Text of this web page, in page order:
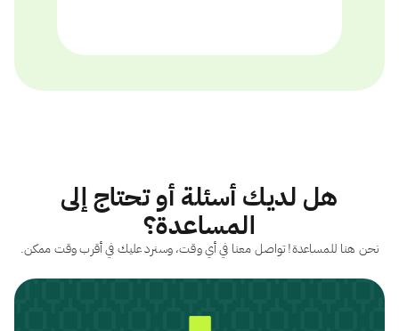
هل لديك أسئلة أو تحتاج إلى
المساعدة؟
نحن هنا للمساعدة! تواصل معنا في أي وقت، وسنرد عليك في أقرب وقت ممكن.